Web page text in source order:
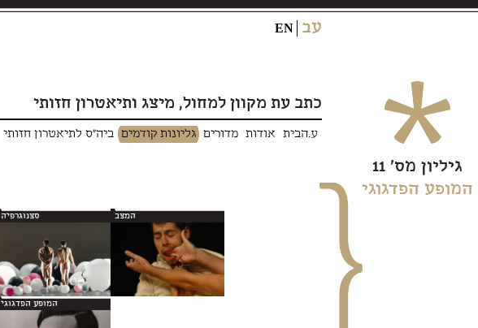
עב EN
גיליון מס› 11
המופע הפדגוגי
כתב עת מקוון למחול, מיצג ותיאטרון חזותי
ע.הבית אודות מדורים גליונות קודמים ביה"ס לתיאטרון חזותי
סצנוגרפיה המצב
המופע הפדגוגי